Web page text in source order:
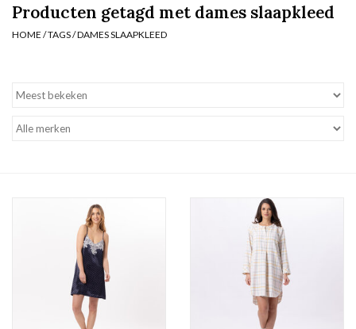
Slip
Nachtmode
Lingerie-accessoires
Cadeaubonnen
Producten getagd met dames slaapkleed
HOME /TAGS/DAMES SLAAPKLEED